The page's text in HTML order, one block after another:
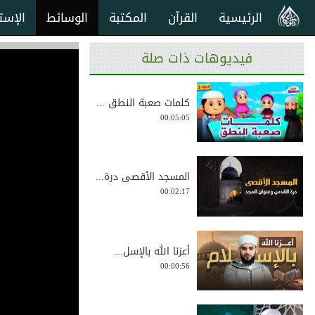
الوسائط المكتبة القرآن الرئيسية
فيديوهات ذات صلة
كلمات صعبة النطق ...
00:05:05
المسجد الأقصى درة...
00:02:17
أعزنا الله بالإسل...
00:00:56